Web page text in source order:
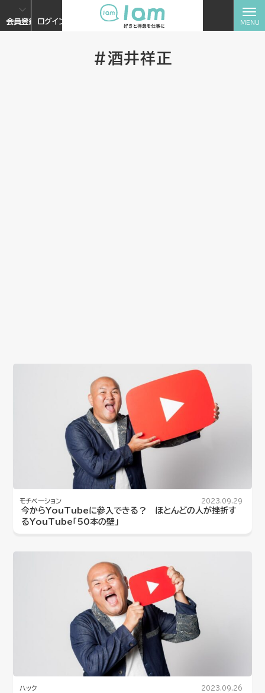
会員登録 ログイン
#酒井祥正
モチベーション 2023.09.29
今からYouTubeに参入できる？ ほとんどの人が挫折す
るYouTube「50本の壁」
ハック 2023.09.26